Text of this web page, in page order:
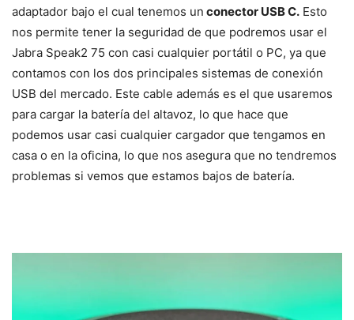
adaptador bajo el cual tenemos un conector USB C. Esto
nos permite tener la seguridad de que podremos usar el
Jabra Speak2 75 con casi cualquier portátil o PC, ya que
contamos con los dos principales sistemas de conexión
USB del mercado. Este cable además es el que usaremos
para cargar la batería del altavoz, lo que hace que
podemos usar casi cualquier cargador que tengamos en
casa o en la oficina, lo que nos asegura que no tendremos
problemas si vemos que estamos bajos de batería.